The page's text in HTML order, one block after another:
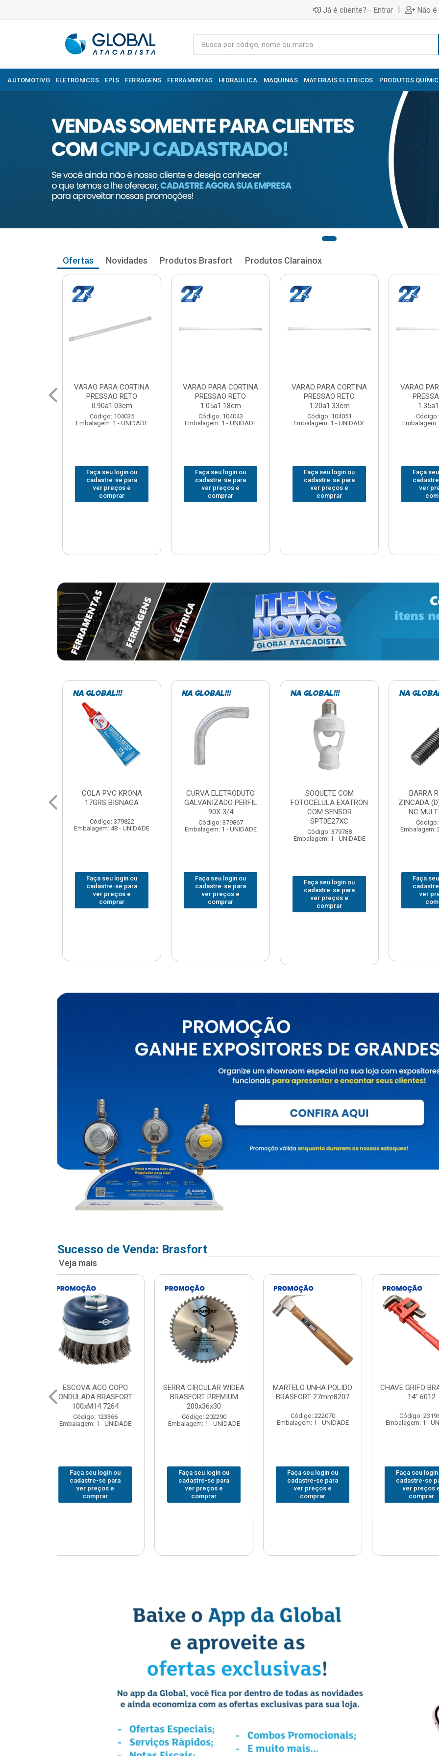
Já é cliente? - Entrar | Não
AUTOMOTIVO ELETRONICOS EPIS FERRAGENS FERRAMENTAS HIDRAULICA MAQUINAS MATERIAIS ELETRICOS PRODUTOS
Ofertas Novidades Produtos Brasfort Produtos Clarainox
VARAO PARA CORTINA
PRESSAO RETO
1.05a1.18cm
Código: 104043
Embalagem: 1 - UNIDADE
Faça seu login ou
cadastre-se para
ver preços e
comprar
VARAO PARA CORTINA
PRESSAO RETO
1.20a1.33cm
Código: 104051
Embalagem: 1 - UNIDADE
Faça seu login ou
cadastre-se para
ver preços e
comprar
VARAO PARA CORTINA
PRESSAO RETO
1.35a1.48cm
Código: 104060
Embalagem: 1 - UNIDADE
Faça seu login ou
cadastre-se para
ver preços e
comprar
VARAO
Embalagem:
Faça
ver
CURVA ELETRODUTO
GALVANIZADO PERFIL
Código: 379867
Embalagem: 1 - UNIDADE
Faça seu login ou
cadastre-se para
ver preços e
comprar
SOQUETE COM
FOTOCELULA EXATRON
COM SENSOR
SPT0E27XC
Código: 379788
Faça seu login ou
cadastre-se para
ver preços e
comprar
BARRA ROSCADA
ZINCADA (D) 5/16”X1MT
NC MULTIBARRAS
Código: 379806
Embalagem: 20 - UNIDADE
Faça seu login ou
cadastre-se para
ver preços e
comprar
JOMARCA
Embalagem:
Faça
ver
Sucesso de Venda: Brasfort
Veja mais
MARTELO UNHA POLIDO
BRASFORT 27mm8207
Código: 222070
Embalagem: 1 - UNIDADE
Faça seu login ou
cadastre-se para
ver preços e
comprar
CHAVE GRIFO BRASFORT
14” 6012
Código: 231967
Embalagem: 1 - UNIDADE
Faça seu login ou
cadastre-se para
ver preços e
comprar
ADAPTADOR PARA
SOQUETE WAFT
Código: 235563
Embalagem: 1 - UNIDADE
Faça seu login ou
cadastre-se para
ver preços e
comprar
Código:
Embalagem:
Faça seu
ver